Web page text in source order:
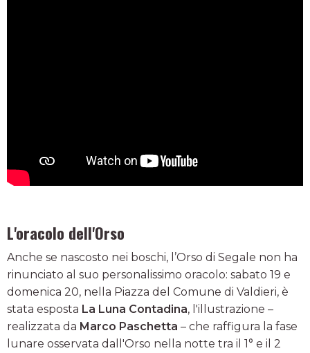
L'oracolo dell'Orso
Anche se nascosto nei boschi, l’Orso di Segale non ha
rinunciato al suo personalissimo oracolo: sabato 19 e
domenica 20, nella Piazza del Comune di Valdieri, è
stata esposta La Luna Contadina, l'illustrazione –
realizzata da Marco Paschetta – che raffigura la fase
lunare osservata dall'Orso nella notte tra il 1° e il 2